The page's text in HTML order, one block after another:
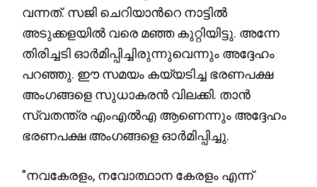
വന്നത്. സജി ചെറിയാൻറെ നാട്ടിൽ
അടുക്കളയിൽ വരെ മഞ്ഞ കുറ്റിയിട്ടു. അന്നേ
തിരിച്ചടി ഓർമിപ്പിച്ചിരുന്നുവെന്നും അദ്ദേഹം
പറഞ്ഞു. ഈ സമയം കയ്യടിച്ച ഭരണപക്ഷ
അംഗങ്ങളെ സുധാകരൻ വിലക്കി. താൻ
സ്വതന്ത്ര എംഎൽഎ ആണെന്നും അദ്ദേഹം
ഭരണപക്ഷ അംഗങ്ങളെ ഓർമിപ്പിച്ചു.
”നവകേരളം, നവോത്ഥാന കേരളം എന്ന്